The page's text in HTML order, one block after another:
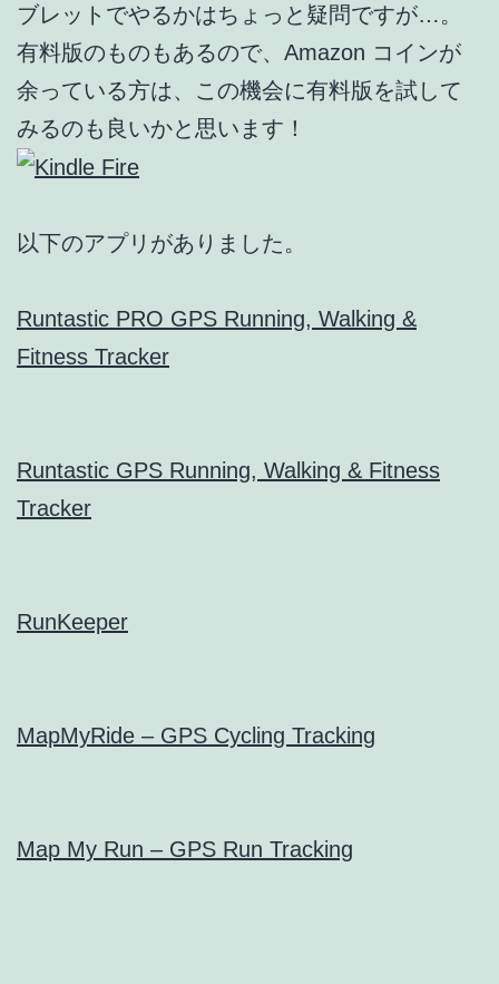
ブレットでやるかはちょっと疑問ですが…。
有料版のものもあるので、Amazon コインが
余っている方は、この機会に有料版を試して
みるのも良いかと思います！
以下のアプリがありました。
Runtastic PRO GPS Running, Walking &
Fitness Tracker
Runtastic GPS Running, Walking & Fitness
Tracker
RunKeeper
MapMyRide – GPS Cycling Tracking
Map My Run – GPS Run Tracking